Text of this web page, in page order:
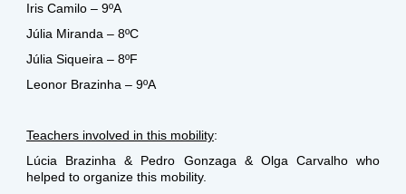
Iris Camilo – 9ºA
Júlia Miranda – 8ºC
Júlia Siqueira – 8ºF
Leonor Brazinha – 9ºA
Teachers involved in this mobility:
Lúcia Brazinha & Pedro Gonzaga & Olga Carvalho who
helped to organize this mobility.